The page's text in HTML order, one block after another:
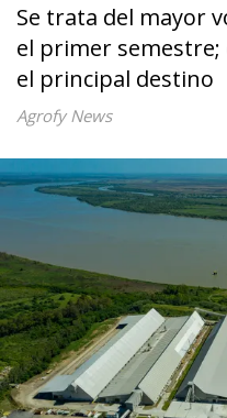
Se trata del mayor
el primer semestre;
el principal destino
Agrofy News